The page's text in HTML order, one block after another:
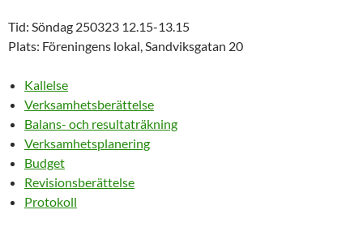
Tid: Söndag 250323 12.15-13.15
Plats: Föreningens lokal, Sandviksgatan 20
Kallelse
Verksamhetsberättelse
Balans- och resultaträkning
Verksamhetsplanering
Budget
Revisionsberättelse
Protokoll